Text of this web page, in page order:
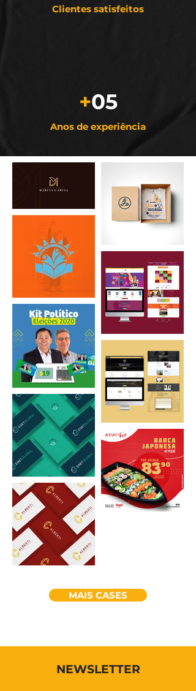
Clientes satisfeitos
+05
Anos de experiência
MAIS CASES
NEWSLETTER